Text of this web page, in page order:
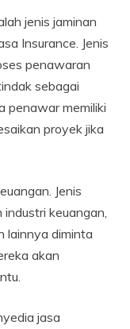
jenis jaminan
Insurance. Jenis
penawaran
sebagai
penawar memiliki
proyek jika
Jenis
keuangan,
lainnya diminta
akan
jasa